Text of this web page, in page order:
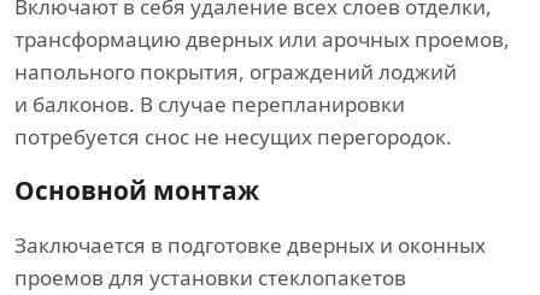
Включают в себя удаление всех слоев отделки,
трансформацию дверных или арочных проемов,
напольного покрытия, ограждений лоджий
и балконов. В случае перепланировки
потребуется снос не несущих перегородок.
Основной монтаж
Заключается в подготовке дверных и оконных
проемов для установки стеклопакетов